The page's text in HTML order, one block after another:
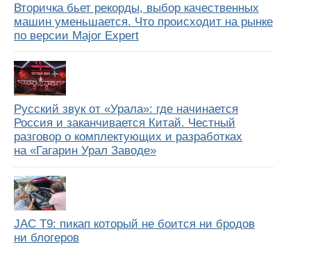
Вторичка бьет рекорды, выбор качественных
машин уменьшается. Что происходит на рынке
по версии Major Expert
Русский звук от «Урала»: где начинается
Россия и заканчивается Китай. Честный
разговор о комплектующих и разработках
на «Гагарин Урал Заводе»
JAC T9: пикап который не боится ни бродов
ни блогеров